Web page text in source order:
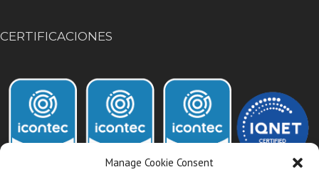
Manage Cookie Consent
CERTIFICACIONES